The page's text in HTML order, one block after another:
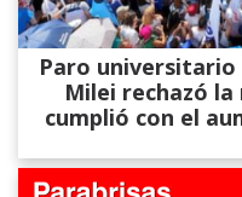
Paro universitario
Milei rechazó
cumplió con el